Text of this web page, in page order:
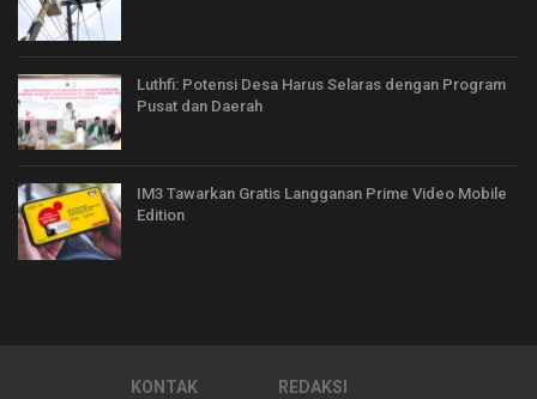
Luthfi: Potensi Desa Harus Selaras dengan Program
Pusat dan Daerah
IM3 Tawarkan Gratis Langganan Prime Video Mobile
Edition
KONTAK REDAKSI